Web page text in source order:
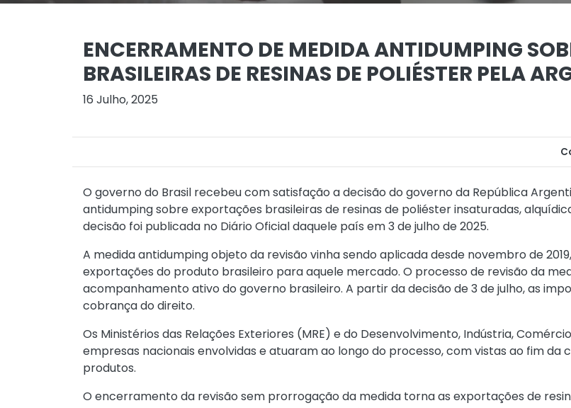
ENCERRAMENTO DE MEDIDA ANTIDUMPING
BRASILEIRAS DE RESINAS DE POLIÉSTER PELA
16 Julho, 2025
O governo do Brasil recebeu com satisfação a decisão do governo da República
antidumping sobre exportações brasileiras de resinas de poliéster insaturadas,
decisão foi publicada no Diário Oficial daquele país em 3 de julho de 2025.
A medida antidumping objeto da revisão vinha sendo aplicada desde novembro de
exportações do produto brasileiro para aquele mercado. O processo de revisão da
acompanhamento ativo do governo brasileiro. A partir da decisão de 3 de julho, as
cobrança do direito.
Os Ministérios das Relações Exteriores (MRE) e do Desenvolvimento, Indústria,
empresas nacionais envolvidas e atuaram ao longo do processo, com vistas ao fim
produtos.
O encerramento da revisão sem prorrogação da medida torna as exportações de